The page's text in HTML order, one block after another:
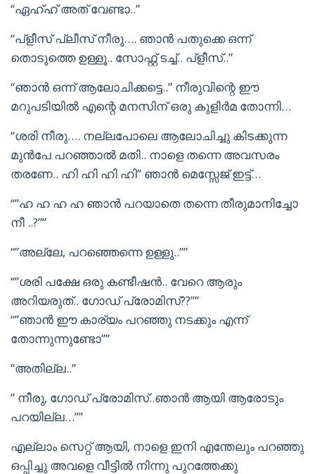
“ഏഹ്ഹ് അത് വേണ്ടാ..”
“പ്ളീസ് പ്ലീസ് നീരു…. ഞാൻ പതുക്കെ ഒന്ന്
തൊടുത്തെ ഉള്ളൂ.. സോഫ്റ്റ് ടച്ച്.. പ്ളീസ്..”
“ഞാൻ ഒന്ന് ആലോചിക്കട്ടെ..” നീരുവിന്റെ ഈ
മറുപടിയിൽ എന്റെ മനസിന്‌ ഒരു കുളിർമ തോന്നി…
“ശരി നീരു…. നല്ലപോലെ ആലോചിച്ചു കിടക്കുന്ന
മുൻപേ പറഞ്ഞാൽ മതി.. നാളെ തന്നെ അവസരം
തരണേ.. ഹി ഹി ഹി ഹി” ഞാൻ മെസ്സേജ് ഇട്ട്…
“”ഹ ഹ ഹ ഹ ഞാൻ പറയാതെ തന്നെ തീരുമാനിച്ചോ
നീ ..?””
“”അല്ലേ, പറഞ്ഞെന്നെ ഉള്ളു..””
“”ശരി പക്ഷേ ഒരു കണ്ടീഷൻ.. വേറെ ആരും
അറിയരുത്.. ഗോഡ് പ്രോമിസ്??””
“”ഞാൻ ഈ കാര്യം പറഞ്ഞു നടക്കും എന്ന്
തോന്നുന്നുണ്ടോ””
“അതില്ല..”
” നീരു, ഗോഡ് പ്രോമിസ്..ഞാൻ ആയി ആരോടും
പറയില്ല…””
എല്ലാം സെറ്റ് ആയി, നാളെ ഇനി എന്തേലും പറഞ്ഞു
ഒപ്പിച്ചു അവളെ വീട്ടിൽ നിന്നു പുറത്തേക്കു